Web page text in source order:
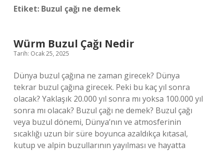
Etiket: Buzul çağı ne demek
Würm Buzul Çağı Nedir
Tarih: Ocak 25, 2025
Dünya buzul çağına ne zaman girecek? Dünya
tekrar buzul çağına girecek. Peki bu kaç yıl sonra
olacak? Yaklaşık 20.000 yıl sonra mı yoksa 100.000 yıl
sonra mı olacak? Buzul çağı ne demek? Buzul çağı
veya buzul dönemi, Dünya’nın ve atmosferinin
sıcaklığı uzun bir süre boyunca azaldıkça kıtasal,
kutup ve alpin buzullarının yayılması ve hayatta